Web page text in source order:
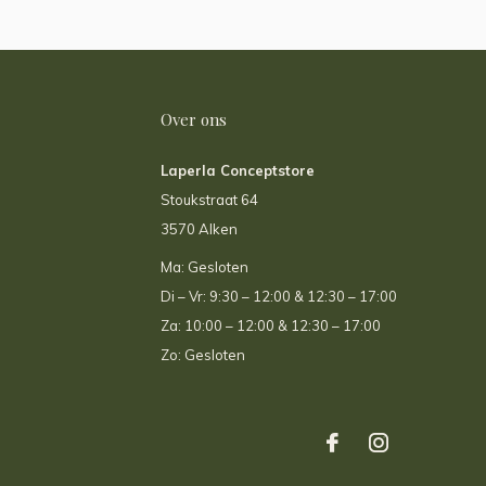
Over ons
Laperla Conceptstore
Stoukstraat 64
3570 Alken
Ma: Gesloten
Di – Vr: 9:30 – 12:00 & 12:30 – 17:00
Za: 10:00 – 12:00 & 12:30 – 17:00
Zo: Gesloten